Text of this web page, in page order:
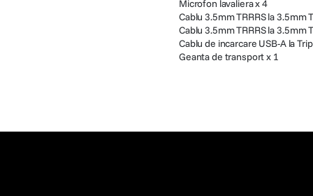
Microfon lavaliera x 4
Cablu 3.5mm TRRRS la 3.5mm
Cablu 3.5mm TRRRS la 3.5mm
Cablu de incarcare USB-A la
Geanta de transport x 1